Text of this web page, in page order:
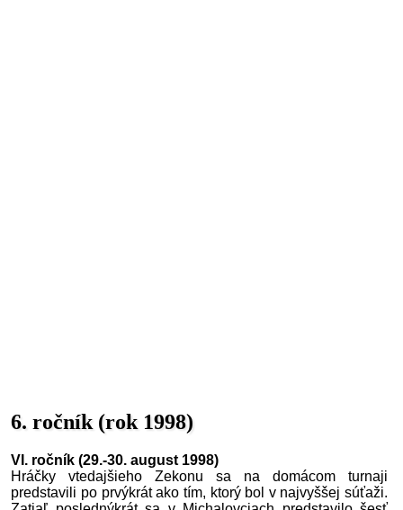
6. ročník (rok 1998)
VI. ročník (29.-30. august 1998)
Hráčky vtedajšieho Zekonu sa na domácom turnaji
predstavili po prvýkrát ako tím, ktorý bol v najvyššej súťaži.